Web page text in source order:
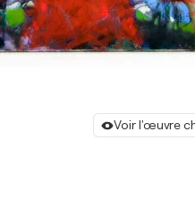
Voir l'œuvre